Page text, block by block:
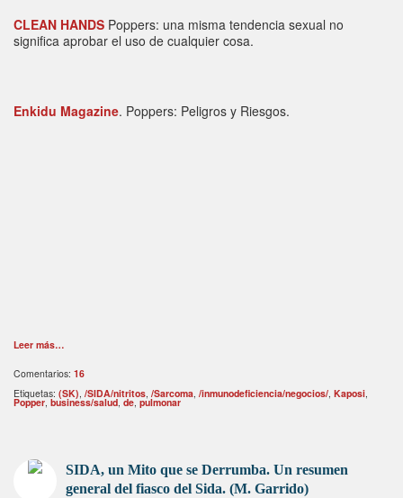
CLEAN HANDS Poppers: una misma tendencia sexual no
significa aprobar el uso de cualquier cosa.
Enkidu Magazine. Poppers: Peligros y Riesgos.
Leer más…
Comentarios: 16
Etiquetas: (SK), /SIDA/nitritos, /Sarcoma, /inmunodeficiencia/negocios/, Kaposi,
Popper, business/salud, de, pulmonar
SIDA, un Mito que se Derrumba. Un resumen
general del fiasco del Sida. (M. Garrido)